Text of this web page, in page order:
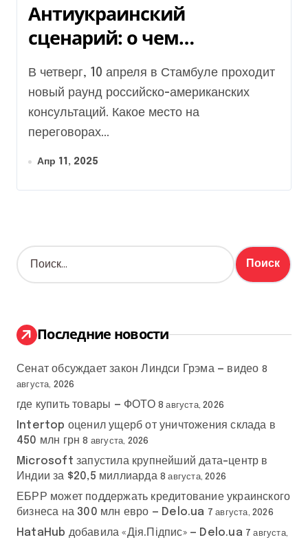
Антиукраинский
сценарий: о чем
договариваются
представители Трампа и
Путина в Стамбуле
В четверг, 10 апреля в Стамбуле проходит
новый раунд российско-американских
консультаций. Какое место на
переговорах...
Апр 11, 2025
Н
а
:
Последние новости
Сенат обсуждает закон Линдси Грэма — видео 8
августа, 2026
где купить товары — ФОТО 8 августа, 2026
Intertop оценил ущерб от уничтожения склада в
450 млн грн 8 августа, 2026
Microsoft запустила крупнейший дата-центр в
Индии за $20,5 миллиарда 8 августа, 2026
ЕБРР может поддержать кредитование украинского
бизнеса на 300 млн евро — Delo.ua 7 августа, 2026
HataHub добавила «Дія.Підпис» — Delo.ua 7 августа,